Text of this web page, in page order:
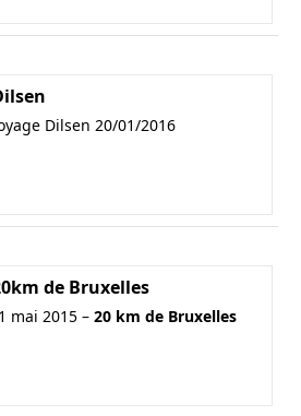
Dilsen 20/01/2016
de Bruxelles
mai 2015 – 20 km de Bruxelles